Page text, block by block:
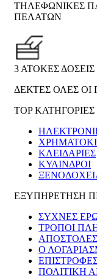
ΤΗΛΕΦΩΝΙΚΕΣ
ΠΕΛΑΤΩΝ
3 ΑΤΟΚΕΣ ΔΟΣΕΙΣ
ΔΕΚΤΕΣ ΟΛΕΣ ΟΙ
TOP ΚΑΤΗΓΟΡΙΕΣ
ΚΛΕΙΔΑΡΙΈΣ
ΚΎΛΙΝΔΡΟΙ
ΕΞΥΠΗΡΕΤΗΣΗ
ΣΥΧΝΕΣ
ΤΡΟΠΟΙ
Ο
ΠΟΛΙΤΙΚΗ